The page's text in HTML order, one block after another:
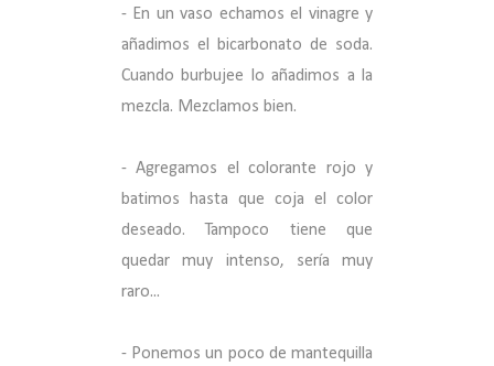
- En un vaso echamos el vinagre y
añadimos el bicarbonato de soda.
Cuando burbujee lo añadimos a la
mezcla. Mezclamos bien.
- Agregamos el colorante rojo y
batimos hasta que coja el color
deseado. Tampoco tiene que
quedar muy intenso, sería muy
raro...
- Ponemos un poco de mantequilla